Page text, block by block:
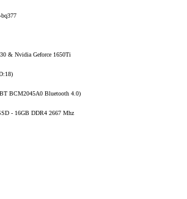
& Nvidia Geforce 1650Ti
BCM2045A0 Bluetooth 4.0)
- 16GB DDR4 2667 Mhz